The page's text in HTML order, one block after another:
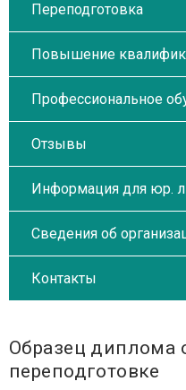
Переподготовка
Повышение
Профессиональное
Отзывы
Информация для юр.
Сведения об
Контакты
Образец диплома
переподготовке